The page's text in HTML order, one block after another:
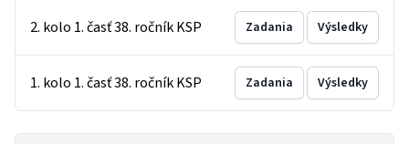
2. kolo 1. časť 38. ročník KSP Zadania Výsledky
1. kolo 1. časť 38. ročník KSP Zadania Výsledky